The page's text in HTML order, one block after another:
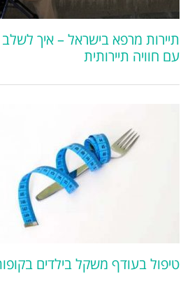
תיירות מרפא בישראל – איך לשלב
עם חוויה תיירותית
טיפול בעודף משקל בילדים